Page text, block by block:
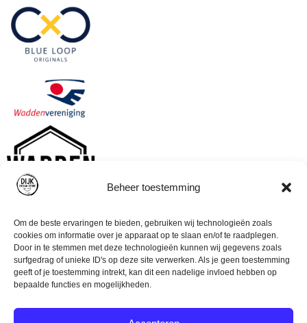
Beheer toestemming
Om de beste ervaringen te bieden, gebruiken wij technologieën zoals
cookies om informatie over je apparaat op te slaan en/of te raadplegen.
Door in te stemmen met deze technologieën kunnen wij gegevens zoals
surfgedrag of unieke ID's op deze site verwerken. Als je geen toestemming
geeft of je toestemming intrekt, kan dit een nadelige invloed hebben op
bepaalde functies en mogelijkheden.